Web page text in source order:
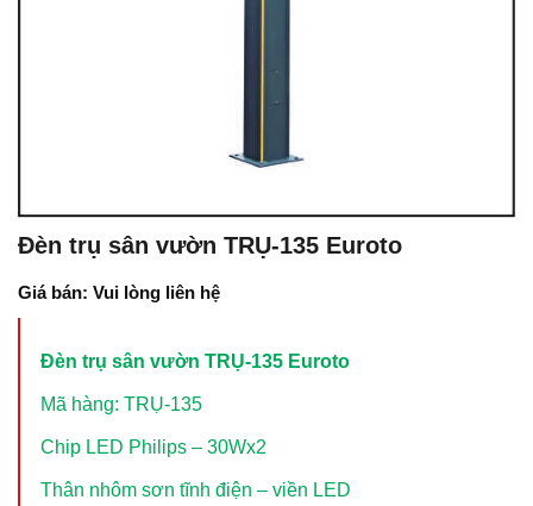
Đèn trụ sân vườn TRỤ-135 Euroto
Giá bán: Vui lòng liên hệ
Đèn trụ sân vườn TRỤ-135 Euroto
Mã hàng: TRỤ-135
Chip LED Philips – 30Wx2
Thân nhôm sơn tĩnh điện – viền LED